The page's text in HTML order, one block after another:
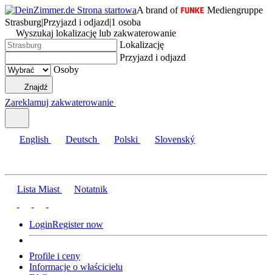
A brand of
Mediengruppe
Strasburg|Przyjazd i odjazd|1 osoba
Wyszukaj lokalizację lub zakwaterowanie
Lokalizację
Przyjazd i odjazd
Osoby
Znajdź
Zareklamuj zakwaterowanie
English Deutsch Polski Slovenský
Lista Miast Notatnik
LoginRegister now
Profile i ceny
Informacje o właścicielu